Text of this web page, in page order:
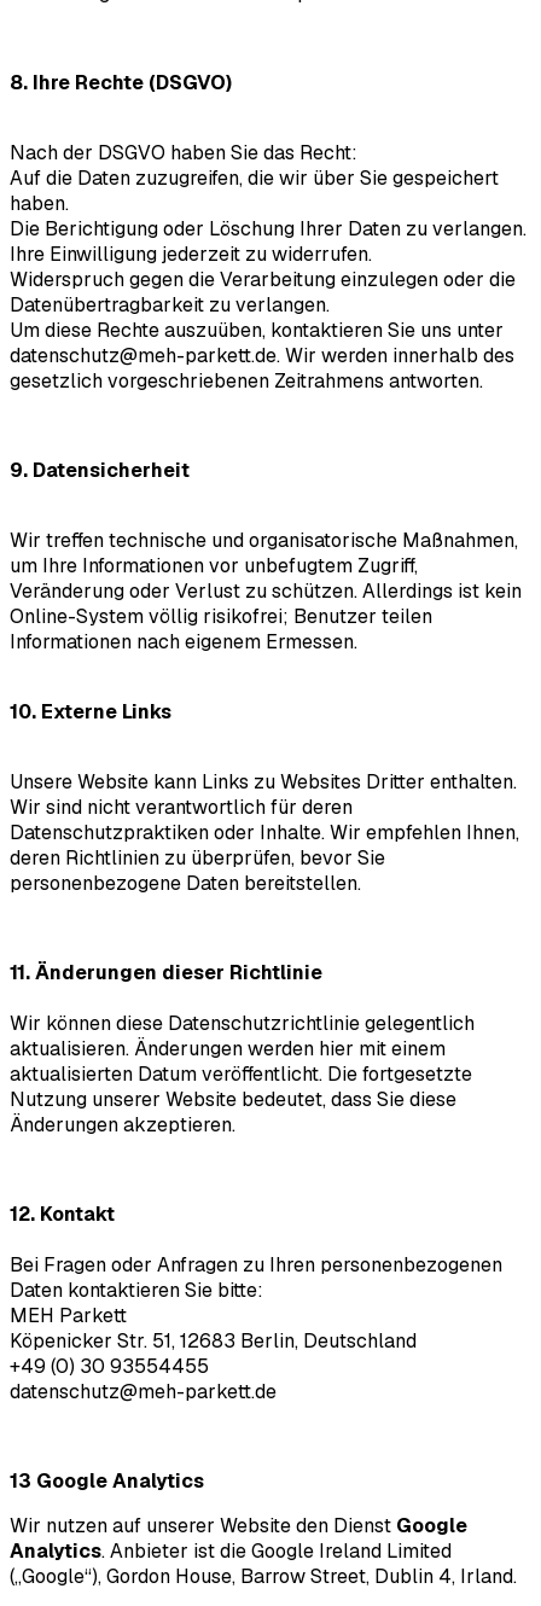
8. Ihre Rechte (DSGVO)
Nach der DSGVO haben Sie das Recht:
Auf die Daten zuzugreifen, die wir über Sie gespeichert
haben.
Die Berichtigung oder Löschung Ihrer Daten zu verlangen.
Ihre Einwilligung jederzeit zu widerrufen.
Widerspruch gegen die Verarbeitung einzulegen oder die
Datenübertragbarkeit zu verlangen.
Um diese Rechte auszuüben, kontaktieren Sie uns unter
datenschutz@meh-parkett.de. Wir werden innerhalb des
gesetzlich vorgeschriebenen Zeitrahmens antworten.
9. Datensicherheit
Wir treffen technische und organisatorische Maßnahmen,
um Ihre Informationen vor unbefugtem Zugriff,
Veränderung oder Verlust zu schützen. Allerdings ist kein
Online-System völlig risikofrei; Benutzer teilen
Informationen nach eigenem Ermessen.
10. Externe Links
Unsere Website kann Links zu Websites Dritter enthalten.
Wir sind nicht verantwortlich für deren
Datenschutzpraktiken oder Inhalte. Wir empfehlen Ihnen,
deren Richtlinien zu überprüfen, bevor Sie
personenbezogene Daten bereitstellen.
11. Änderungen dieser Richtlinie
Wir können diese Datenschutzrichtlinie gelegentlich
aktualisieren. Änderungen werden hier mit einem
aktualisierten Datum veröffentlicht. Die fortgesetzte
Nutzung unserer Website bedeutet, dass Sie diese
Änderungen akzeptieren.
12. Kontakt
Bei Fragen oder Anfragen zu Ihren personenbezogenen
Daten kontaktieren Sie bitte:
MEH Parkett
Köpenicker Str. 51, 12683 Berlin, Deutschland
+49 (0) 30 93554455
datenschutz@meh-parkett.de
13 Google Analytics
Wir nutzen auf unserer Website den Dienst Google
Analytics. Anbieter ist die Google Ireland Limited
(„Google“), Gordon House, Barrow Street, Dublin 4, Irland.